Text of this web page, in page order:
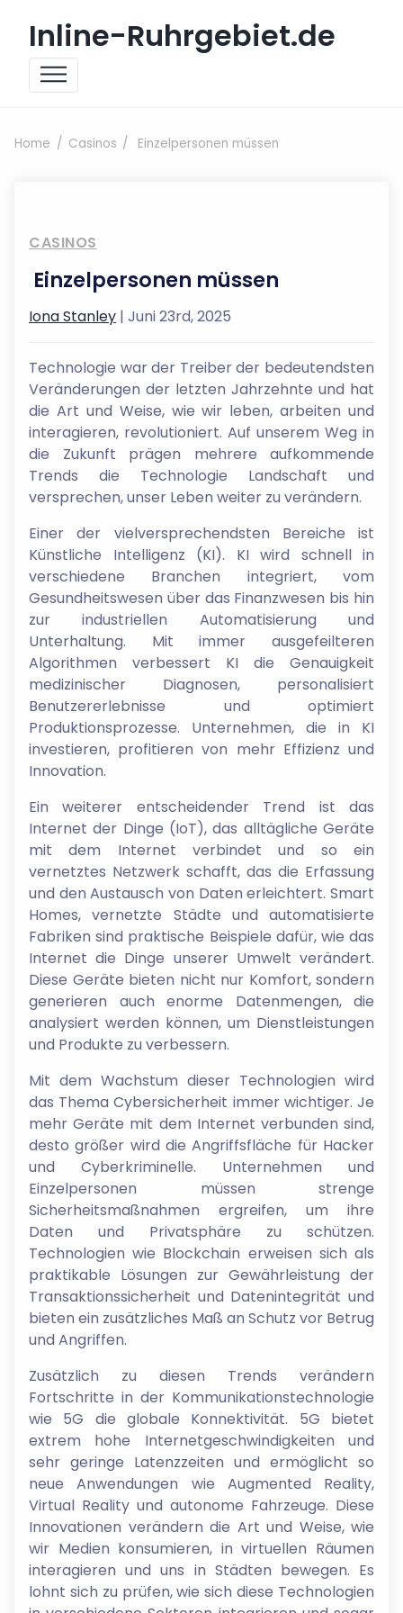
Inline-Ruhrgebiet.de
Home Casinos Einzelpersonen müssen
CASINOS
Einzelpersonen müssen
Iona Stanley | Juni 23rd, 2025
Technologie war der Treiber der bedeutendsten
Veränderungen der letzten Jahrzehnte und hat
die Art und Weise, wie wir leben, arbeiten und
interagieren, revolutioniert. Auf unserem Weg in
die Zukunft prägen mehrere aufkommende
Trends die Technologie Landschaft und
versprechen, unser Leben weiter zu verändern.
Einer der vielversprechendsten Bereiche ist
Künstliche Intelligenz (KI). KI wird schnell in
verschiedene Branchen integriert, vom
Gesundheitswesen über das Finanzwesen bis hin
zur industriellen Automatisierung und
Unterhaltung. Mit immer ausgefeilteren
Algorithmen verbessert KI die Genauigkeit
medizinischer Diagnosen, personalisiert
Benutzererlebnisse und optimiert
Produktionsprozesse. Unternehmen, die in KI
investieren, profitieren von mehr Effizienz und
Innovation.
Ein weiterer entscheidender Trend ist das
Internet der Dinge (IoT), das alltägliche Geräte
mit dem Internet verbindet und so ein
vernetztes Netzwerk schafft, das die Erfassung
und den Austausch von Daten erleichtert. Smart
Homes, vernetzte Städte und automatisierte
Fabriken sind praktische Beispiele dafür, wie das
Internet die Dinge unserer Umwelt verändert.
Diese Geräte bieten nicht nur Komfort, sondern
generieren auch enorme Datenmengen, die
analysiert werden können, um Dienstleistungen
und Produkte zu verbessern.
Mit dem Wachstum dieser Technologien wird
das Thema Cybersicherheit immer wichtiger. Je
mehr Geräte mit dem Internet verbunden sind,
desto größer wird die Angriffsfläche für Hacker
und Cyberkriminelle. Unternehmen und
Einzelpersonen müssen strenge
Sicherheitsmaßnahmen ergreifen, um ihre
Daten und Privatsphäre zu schützen.
Technologien wie Blockchain erweisen sich als
praktikable Lösungen zur Gewährleistung der
Transaktionssicherheit und Datenintegrität und
bieten ein zusätzliches Maß an Schutz vor Betrug
und Angriffen.
Zusätzlich zu diesen Trends verändern
Fortschritte in der Kommunikationstechnologie
wie 5G die globale Konnektivität. 5G bietet
extrem hohe Internetgeschwindigkeiten und
sehr geringe Latenzzeiten und ermöglicht so
neue Anwendungen wie Augmented Reality,
Virtual Reality und autonome Fahrzeuge. Diese
Innovationen verändern die Art und Weise, wie
wir Medien konsumieren, in virtuellen Räumen
interagieren und uns in Städten bewegen. Es
lohnt sich zu prüfen, wie sich diese Technologien